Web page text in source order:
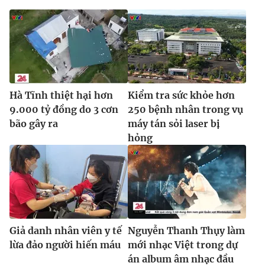
Email:toasoan@vtv.vn
Liên hệ quảng cáo:
024-7300.7108
® Cấm sao chép dưới mọi hình thức nếu không có sự chấp
thuận bằng văn bản. Ghi rõ nguồn VTV.vn khi phát hành lại
thông tin từ website này.
Hà Tĩnh thiệt hại hơn
9.000 tỷ đồng do 3 cơn
bão gây ra
Kiểm tra sức khỏe hơn
250 bệnh nhân trong vụ
máy tán sỏi laser bị
hỏng
Giả danh nhân viên y tế
lừa đảo người hiến máu
Nguyễn Thanh Thụy làm
mới nhạc Việt trong dự
án album âm nhạc đầu